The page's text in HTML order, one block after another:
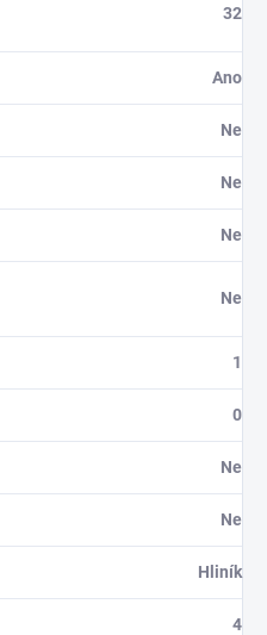
32
Ano
Ne
Ne
Ne
Ne
1
0
Ne
Ne
Hliník
4